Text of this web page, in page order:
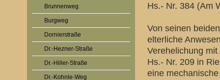
Brunnenweg
Burgweg
Dornierstraße
Dr.-Hezner-Straße
Dr.-Hiller-Straße
Dr.-Kohnle-Weg
Hs.- Nr. 384 (Am
Von seinen
elterliche
Verehelichung
Hs.- Nr. 209 in
eine